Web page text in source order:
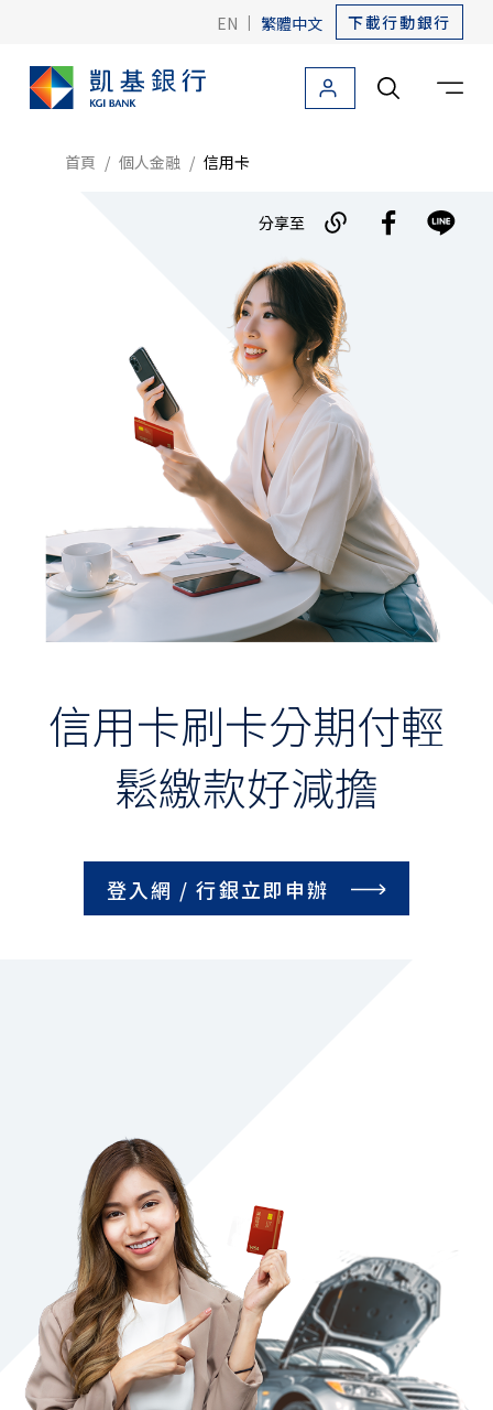
EN | 繁體中文 下載行動銀行
個人金融 法人金融 關於凱基
預借現金
卡友服務
商店收單服務
常用快捷
優惠活動登錄
信用卡進度查詢
理財知識+
財富管理
數位金融
集團成員
聯絡我們
服務據點
首頁 個人金融 信用卡
信用卡刷卡分期付輕
鬆繳款好減擔
登入網 / 行銀立即申辦
分享至